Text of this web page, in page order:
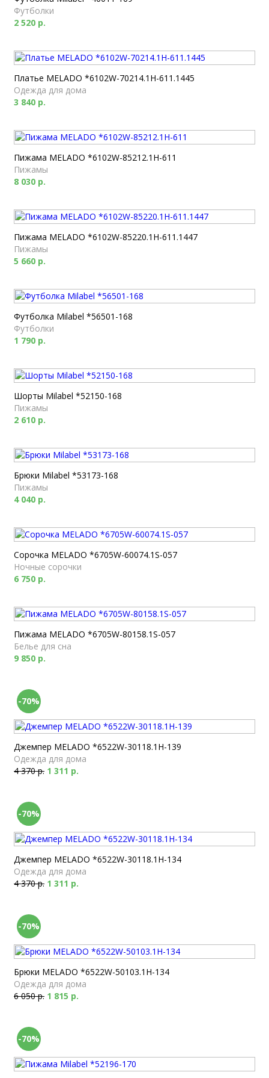
Футболки
2 520 р.
Платье MELADO *6102W-70214.1H-611.1445
Одежда для дома
3 840 р.
Пижама MELADO *6102W-85212.1H-611
Пижамы
8 030 р.
Пижама MELADO *6102W-85220.1H-611.1447
Пижамы
5 660 р.
Футболка Milabel *56501-168
Футболки
1 790 р.
Шорты Milabel *52150-168
Пижамы
2 610 р.
Брюки Milabel *53173-168
Пижамы
4 040 р.
Сорочка MELADO *6705W-60074.1S-057
Ночные сорочки
6 750 р.
Пижама MELADO *6705W-80158.1S-057
Белье для сна
9 850 р.
-70%
Джемпер MELADO *6522W-30118.1H-139
Одежда для дома
4 370 р. 1 311 р.
-70%
Джемпер MELADO *6522W-30118.1H-134
Одежда для дома
4 370 р. 1 311 р.
-70%
Брюки MELADO *6522W-50103.1H-134
Одежда для дома
6 050 р. 1 815 р.
-70%